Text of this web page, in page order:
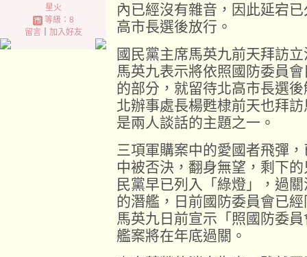
星火
等級：8
留言｜ 加入好友
內已經沒有雜音，因此延宕
高市長選後放行。
國民黨主席馬英九前天拜訪
馬英九表示將依照國防委員
的部分，就留待北高市長選
北辦事處長楊甦棣前天也拜
是兩人談話的主題之一。
三項軍購案中的愛國者飛彈
中被否決，翻身無望，剩下
民黨早已列入「綠燈」，過
的潛艦，日前國防委員會已
馬英九日前宣示「照國防委
艦案將在年底過關。